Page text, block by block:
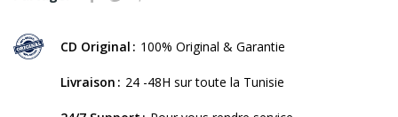
CD Original 100% Original & Garantie
Livraison 24 -48H sur toute la Tunisie